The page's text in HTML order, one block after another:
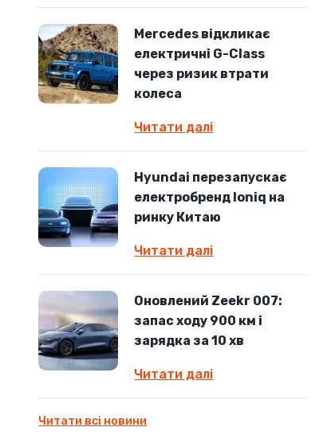
Mercedes відкликає
електричні G-Class
через ризик втрати
колеса
Читати далі
Hyundai перезапускає
електробренд Ioniq на
ринку Китаю
Читати далі
Оновлений Zeekr 007:
запас ходу 900 км і
зарядка за 10 хв
Читати далі
Читати всі новини